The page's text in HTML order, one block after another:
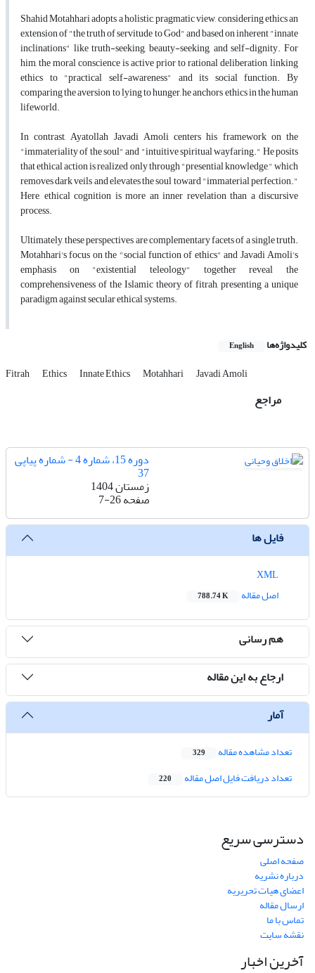
Shahid Motahhari adopts a holistic, pragmatic view, considering ethics an
extension of "the truth of servitude to God" and based on inherent "innate
inclinations" like truth-seeking, beauty-seeking, and self-dignity. For
him, the moral conscience is active prior to rational deliberation, linking
ethics to "practical self-awareness" and its social function. By
comparing the aversion to lying to hunger, he anchors ethics in the human
lifeworld.
In contrast, Ayatollah Javadi Amoli centers his framework on the
"immateriality of the soul" and "intuitive spiritual wayfaring." He posits
that ethical action is realized only through "presential knowledge," which
removes dark veils and elevates the soul toward "immaterial perfection."
Here, ethical cognition is more an inner revelation than a discursive
process.
Ultimately, these perspectives are complementary facets of a single truth.
Motahhari's focus on the "social function of ethics" and Javadi Amoli's
emphasis on "existential teleology" together reveal the
comprehensiveness of the Islamic theory of fitrah, presenting a unique
paradigm against secular ethical systems.
کلیدواژه‌ها English
Fitrah Ethics Innate Ethics Motahhari Javadi Amoli
مراجع
دوره 15، شماره 4 - شماره پیاپی
37
زمستان 1404
صفحه7-26
فایل ها
اصل مقاله
788.74 K
هم رسانی
ارجاع به این مقاله
آمار
تعداد مشاهده مقاله 329
تعداد دریافت فایل اصل مقاله 220
دسترسی سریع
صفحه اصلی
درباره نشریه
اعضای هیات تحریریه
ارسال مقاله
تماس با ما
نقشه سایت
آخرین اخبار